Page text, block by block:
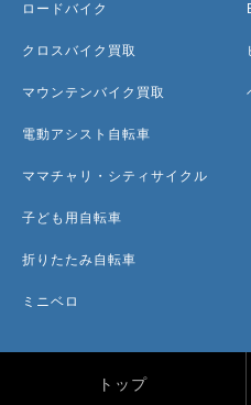
ロードバイク
クロスバイク買取
マウンテンバイク買取
電動アシスト自転車
ママチャリ・シティサイクル
子ども用自転車
折りたたみ自転車
ミニベロ
トップ